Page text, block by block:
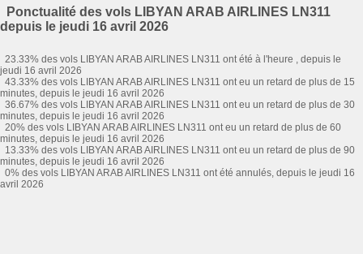
Ponctualité des vols LIBYAN ARAB AIRLINES LN311
depuis le jeudi 16 avril 2026
23.33% des vols LIBYAN ARAB AIRLINES LN311 ont été à l'heure , depuis le
jeudi 16 avril 2026
43.33% des vols LIBYAN ARAB AIRLINES LN311 ont eu un retard de plus de 15
minutes, depuis le jeudi 16 avril 2026
36.67% des vols LIBYAN ARAB AIRLINES LN311 ont eu un retard de plus de 30
minutes, depuis le jeudi 16 avril 2026
20% des vols LIBYAN ARAB AIRLINES LN311 ont eu un retard de plus de 60
minutes, depuis le jeudi 16 avril 2026
13.33% des vols LIBYAN ARAB AIRLINES LN311 ont eu un retard de plus de 90
minutes, depuis le jeudi 16 avril 2026
0% des vols LIBYAN ARAB AIRLINES LN311 ont été annulés, depuis le jeudi 16
avril 2026